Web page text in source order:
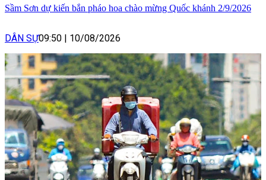
Sầm Sơn dự kiến bắn pháo hoa chào mừng Quốc khánh 2/9/2026
DÂN SỰ09:50 10/08/2026